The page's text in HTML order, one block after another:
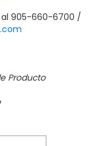
905-660-6700 /
Producto